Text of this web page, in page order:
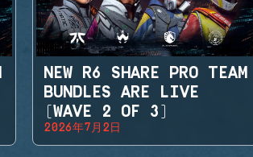
NEW R6 SHARE PRO TEAM
BUNDLES ARE LIVE
(WAVE 2 OF 3)
2026年7月2日